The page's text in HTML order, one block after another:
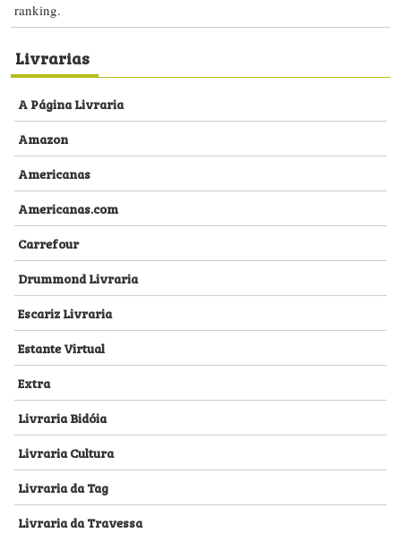
ranking.
Livrarias
A Página Livraria
Amazon
Americanas
Americanas.com
Carrefour
Drummond Livraria
Escariz Livraria
Estante Virtual
Extra
Livraria Bidóia
Livraria Cultura
Livraria da Tag
Livraria da Travessa